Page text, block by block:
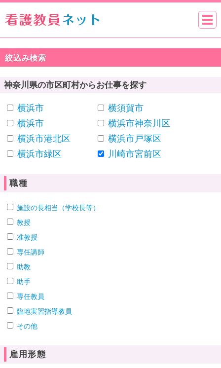
絞込み検索
神奈川県の市区町村からお仕事を探す
横浜市
横須賀市
横浜市
横浜市神奈川区
横浜市港北区
横浜市戸塚区
横浜市緑区
川崎市宮前区
職種
施設の長相当（学校長等）
教授
准教授
専任講師
助教
助手
専任教員
臨地実習指導教員
その他
雇用形態